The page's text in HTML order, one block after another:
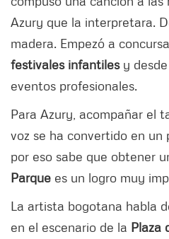
Azury que la interpretara.
madera. Empezó a
festivales infantilesy desde
eventos profesionales.
Para Azury, acompañar el
voz se ha convertido en un
por eso sabe que obtener
Parque es un logro muy
La artista bogotana habla
en el escenario de la Plaza